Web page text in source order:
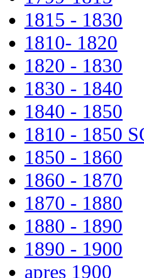
1815 - 1830
1810- 1820
1820 - 1830
1830 - 1840
1840 - 1850
1810 - 1850
1850 - 1860
1860 - 1870
1870 - 1880
1880 - 1890
1890 - 1900
apres 1900